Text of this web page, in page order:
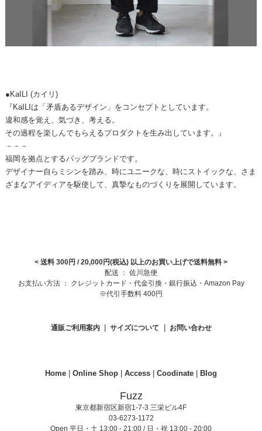
●KaILI (カイリ)
『KaILIは「矛盾あるデザイン」をコンセプトとしています。
違和感を覚え、気づき、考える。
その過程を楽しんでもらえるプロダクトを生み出しています。』
－－－
福岡を拠点とするバッグブランドです。
デザイナー自らミシンを踏み、時にユニークな、時にストイックな、さま
ざまなアイディアを駆使して、真摯なものづくりを展開しています。
< 送料 300円 / 20,000円(税込) 以上のお買い上げで送料無料 >
配送 ： 佐川急便
お支払い方法 ： クレジットカード・代金引換・銀行振込・Amazon Pay
※代引手数料 400円
通販ご利用案内 | サイズについて | お問い合わせ
Home | Online Shop | Access | Coodinate | Blog
Fuzz
東京都新宿区新宿1-7-3 三栄ビル4F
03-6273-1172
Open 平日・土 13:00 - 21:00 / 日・祝 13:00 - 20:00